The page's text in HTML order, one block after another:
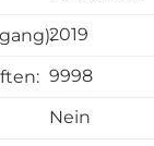
2019
9998
Nein